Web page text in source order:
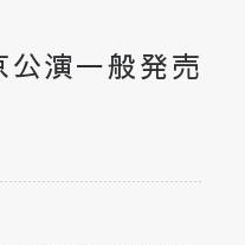
演一般発売